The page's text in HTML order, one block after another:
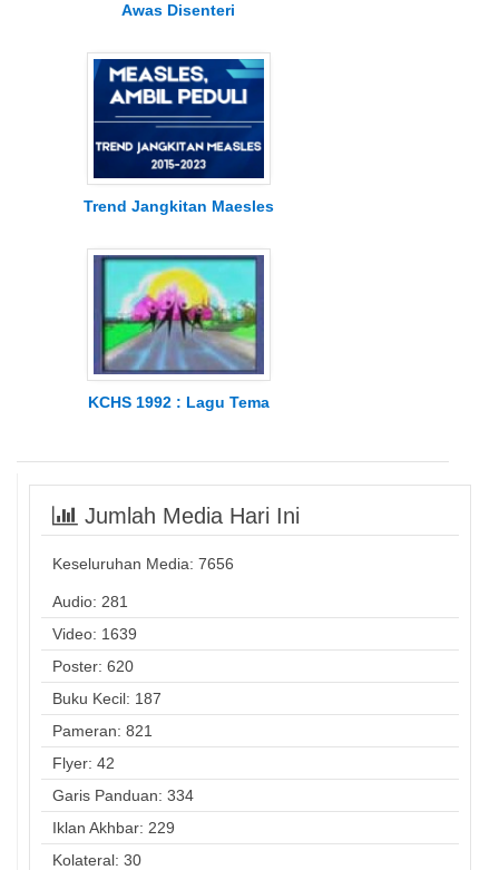
Awas Disenteri
Trend Jangkitan Maesles
KCHS 1992 : Lagu Tema
Jumlah Media Hari Ini
Keseluruhan Media: 7656
Audio: 281
Video: 1639
Poster: 620
Buku Kecil: 187
Pameran: 821
Flyer: 42
Garis Panduan: 334
Iklan Akhbar: 229
Kolateral: 30